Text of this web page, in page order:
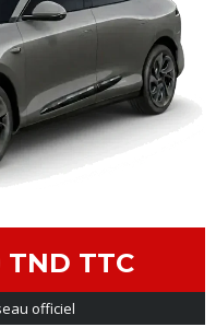
TND TTC
officiel